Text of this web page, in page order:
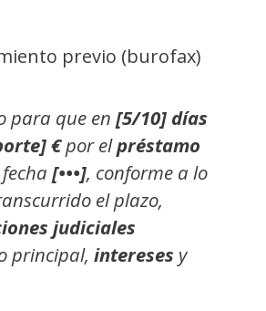
previo (burofax)
para que en [5/10] días
€por elpréstamo
[•••], conforme a lo
el plazo,
judiciales
principal, intereses y